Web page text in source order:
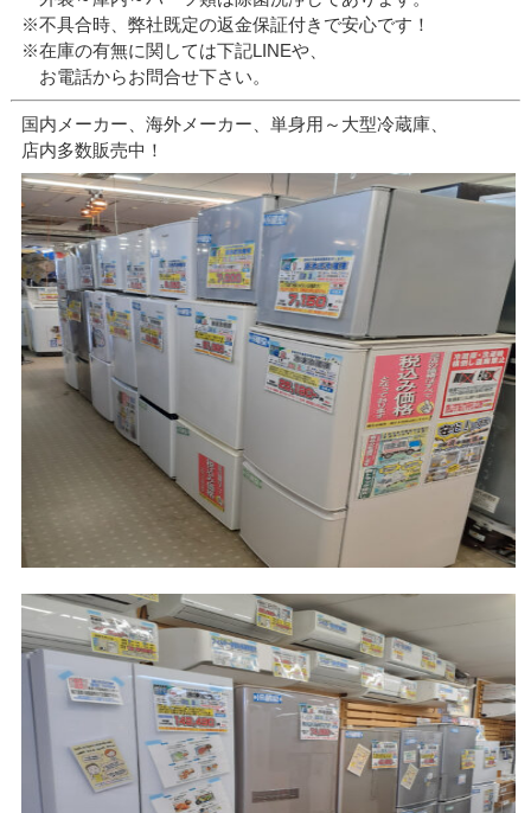
※不具合時、弊社既定の返金保証付きで安心です！
※在庫の有無に関しては下記LINEや、
お電話からお問合せ下さい。
国内メーカー、海外メーカー、単身用～大型冷蔵庫、
店内多数販売中！